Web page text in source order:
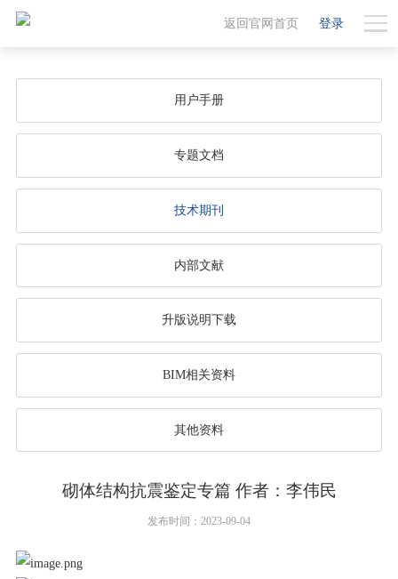
登录
返回官网首页
用户手册
专题文档
技术期刊
内部文献
升版说明下载
BIM相关资料
其他资料
砌体结构抗震鉴定专篇 作者：李伟民
发布时间：2023-09-04